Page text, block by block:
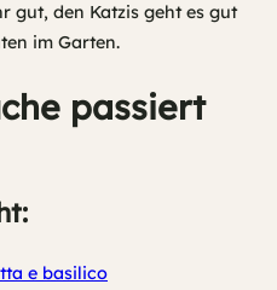
gut, den Katzis geht es gut
im Garten.
passiert
e basilico